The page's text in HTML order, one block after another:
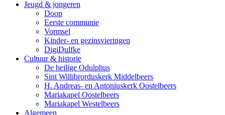
Jeugd & jongeren
Doop
Eerste communie
Vormsel
Kinder- en gezinsvieringen
DigiDulfke
Cultuur & historie
De heilige Odulphus
Sint Willibrorduskerk Middelbeers
H. Andreas- en Antoniuskerk Oostelbeers
Mariakapel Oostelbeers
Mariakapel Westelbeers
Algemeen